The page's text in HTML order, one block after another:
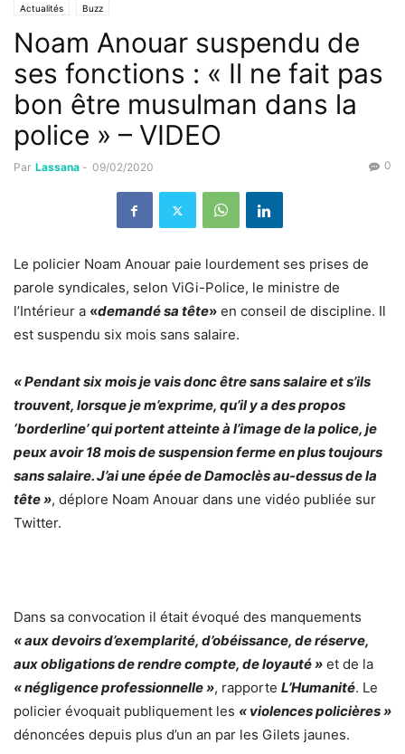
Actualités Buzz
Noam Anouar suspendu de
ses fonctions : « Il ne fait pas
bon être musulman dans la
police » – VIDEO
Par Lassana - 09/02/2020 0
Le policier Noam Anouar paie lourdement ses prises de
parole syndicales, selon ViGi-Police, le ministre de
l’Intérieur a «demandé sa tête» en conseil de discipline. Il
est suspendu six mois sans salaire.
« Pendant six mois je vais donc être sans salaire et s’ils
trouvent, lorsque je m’exprime, qu’il y a des propos
‘borderline’ qui portent atteinte à l’image de la police, je
peux avoir 18 mois de suspension ferme en plus toujours
sans salaire. J’ai une épée de Damoclès au-dessus de la
tête », déplore Noam Anouar dans une vidéo publiée sur
Twitter.
Dans sa convocation il était évoqué des manquements
« aux devoirs d’exemplarité, d’obéissance, de réserve,
aux obligations de rendre compte, de loyauté » et de la
« négligence professionnelle », rapporte L’Humanité. Le
policier évoquait publiquement les « violences policières »
dénoncées depuis plus d’un an par les Gilets jaunes.